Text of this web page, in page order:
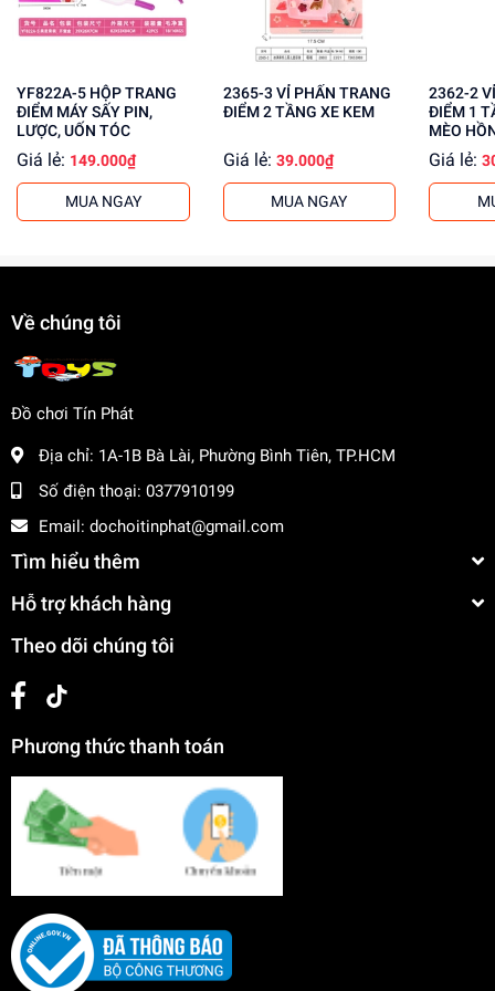
Mua ngay đồ chơi lắp ráp tại dochoitinphat.com
cung cấp giá sỉ cho khách buôn. Liên hệ ngay để biết
YF822A-5 HỘP TRANG
ĐIỂM MÁY SẤY PIN,
LƯỢC, UỐN TÓC
Giá lẻ: 149.000₫
MUA NGAY
2365-3 VỈ PHẤN TRANG
ĐIỂM 2 TẦNG XE KEM
Giá lẻ: 39.000₫
MUA NGAY
2362-2 VỈ PHẤN TRANG
ĐIỂM 1
MÈO
Giá lẻ:
Về chúng tôi
Đồ chơi Tín Phát
Địa chỉ: 1A-1B Bà Lài, Phường Bình Tiên, TP.HCM
Số điện thoại: 0377910199
Email: dochoitinphat@gmail.com
Tìm hiểu thêm
Hỗ trợ khách hàng
Theo dõi chúng tôi
Phương thức thanh toán